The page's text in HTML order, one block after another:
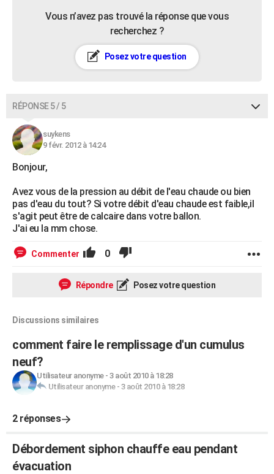
Vous n’avez pas trouvé la réponse que vous
recherchez ?
Posez votre question
RÉPONSE 5 / 5
suykens
9 févr. 2012 à 14:24
Bonjour,
Avez vous de la pression au débit de l'eau chaude ou bien
pas d'eau du tout? Si votre débit d'eau chaude est faible,il
s'agit peut être de calcaire dans votre ballon.
J'ai eu la mm chose.
Commenter 0
Répondre Posez votre question
Discussions similaires
comment faire le remplissage d'un cumulus
neuf?
Utilisateur anonyme- 3 août 2010 à 18:28
Utilisateur anonyme- 3 août 2010 à 18:28
2 réponses
Débordement siphon chauffe eau pendant
évacuation